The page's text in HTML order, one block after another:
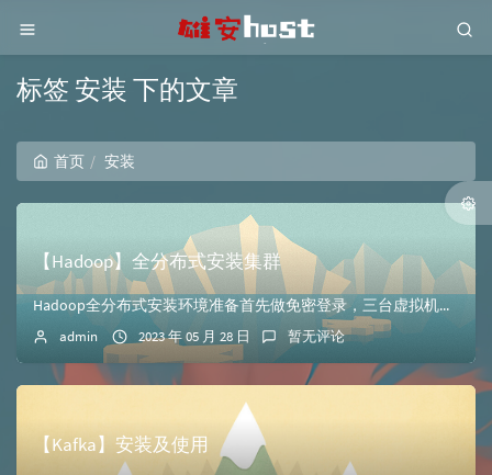
标签 安装 下的文章
首页 安装
【Hadoop】全分布式安装集群
Hadoop全分布式安装环境准备首先做免密登录，三台虚拟机分别生成秘钥文件//三台都需要操作 ssh-keygen -t rsa //三台都需要打以下命令...
admin 2023 年 05 月 28 日 暂无评论
【Kafka】安装及使用